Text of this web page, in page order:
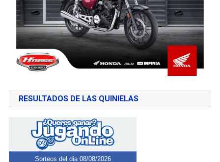
RESULTADOS DE LAS QUINIELAS